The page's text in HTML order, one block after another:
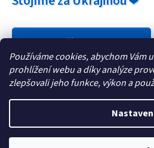
Používáme cookies, abychom Vám
prohlížení webu a díky analýze
zlepšovali jeho funkce, výkon a